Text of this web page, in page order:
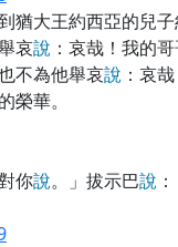
猶大王約西亞的兒
哀說 ：哀哉！我的
不為他舉哀說 ：哀
榮華。
你說。」拔示巴說